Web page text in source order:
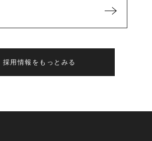
採用情報をもっとみる